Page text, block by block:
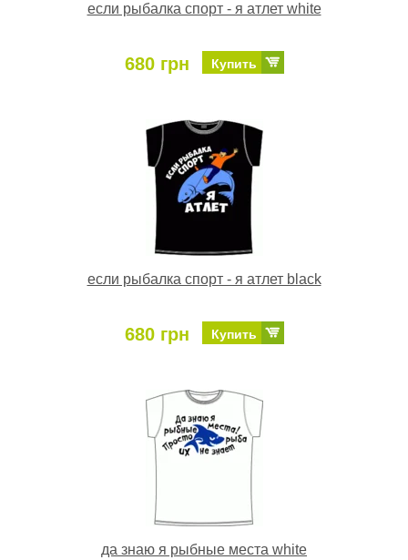
если рыбалка спорт - я атлет white
680 грн Купить
если рыбалка спорт - я атлет black
680 грн Купить
да знаю я рыбные места white